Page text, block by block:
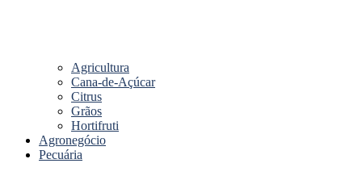
Agricultura
Cana-de-Açúcar
Citrus
Grãos
Hortifruti
Agronegócio
Pecuária